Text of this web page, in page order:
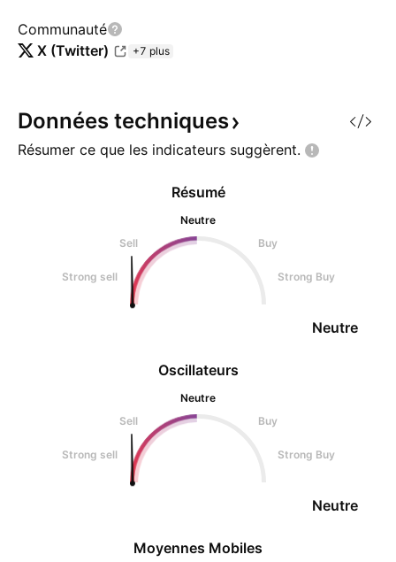
Communauté
X (Twitter)
+7 plus
Données techniques
Résumer ce que les indicateurs suggèrent.
Oscillateurs
Neutre
Sell
Buy
Strong sell Strong Buy
Neutre
Résumé
Neutre
Sell
Buy
Strong sell Strong Buy
Neutre
Moyennes Mobiles